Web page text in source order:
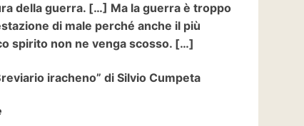
della guerra. […] Ma la guerra è troppo
di male perché anche il più
spirito non ne venga scosso. […]
iracheno” di Silvio Cumpeta